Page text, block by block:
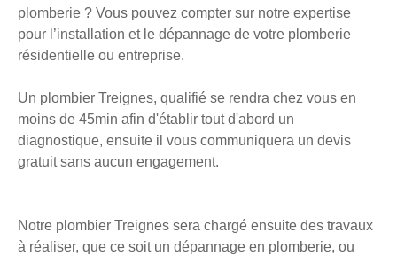
plomberie ? Vous pouvez compter sur notre expertise
pour l’installation et le dépannage de votre plomberie
résidentielle ou entreprise.
Un plombier Treignes, qualifié se rendra chez vous en
moins de 45min afin d'établir tout d'abord un
diagnostique, ensuite il vous communiquera un devis
gratuit sans aucun engagement.
Notre plombier Treignes sera chargé ensuite des travaux
à réaliser, que ce soit un dépannage en plomberie, ou